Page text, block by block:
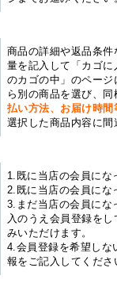
商品の詳細や返品条
量を記入して「カゴ
のカゴの中」のペー
ら別の商品を選び、
払い方法、お届け時
選択した商品内容に
1.既に当店の会員にな
2.既に当店の会員にな
3.まだ当店の会員にな
入のうえ会員登録を
みいただけます。
4.会員登録を希望しな
報をご記入してくださ